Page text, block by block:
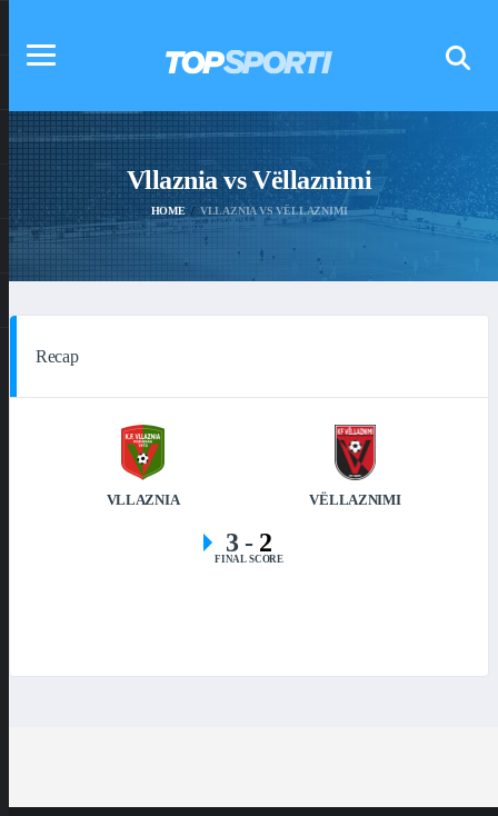
Vllaznia vs Vëllaznimi
HOME VLLAZNIA VS VËLLAZNIMI
Recap
VLLAZNIA VËLLAZNIMI
3- 2
FINAL SCORE